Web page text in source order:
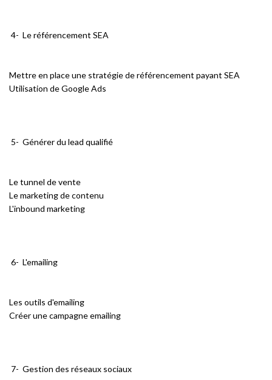
4- Le référencement SEA
Mettre en place une stratégie de référencement payant SEA
Utilisation de Google Ads
5- Générer du lead qualifié
Le tunnel de vente
Le marketing de contenu
L'inbound marketing
6- L'emailing
Les outils d'emailing
Créer une campagne emailing
7- Gestion des réseaux sociaux